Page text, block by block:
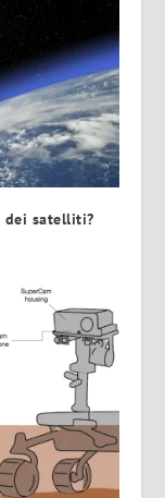
dei satelliti?